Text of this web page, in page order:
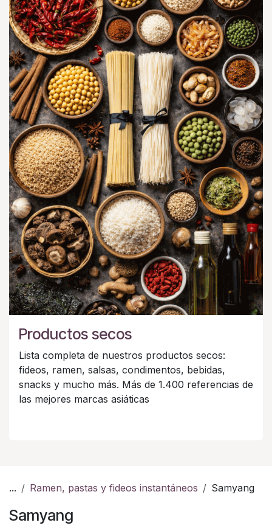
Productos secos
Lista completa de nuestros productos secos:
fideos, ramen, salsas, condimentos, bebidas,
snacks y mucho más. Más de 1.400 referencias de
las mejores marcas asiáticas
... Ramen, pastas y fideos instantáneos Samyang
Samyang